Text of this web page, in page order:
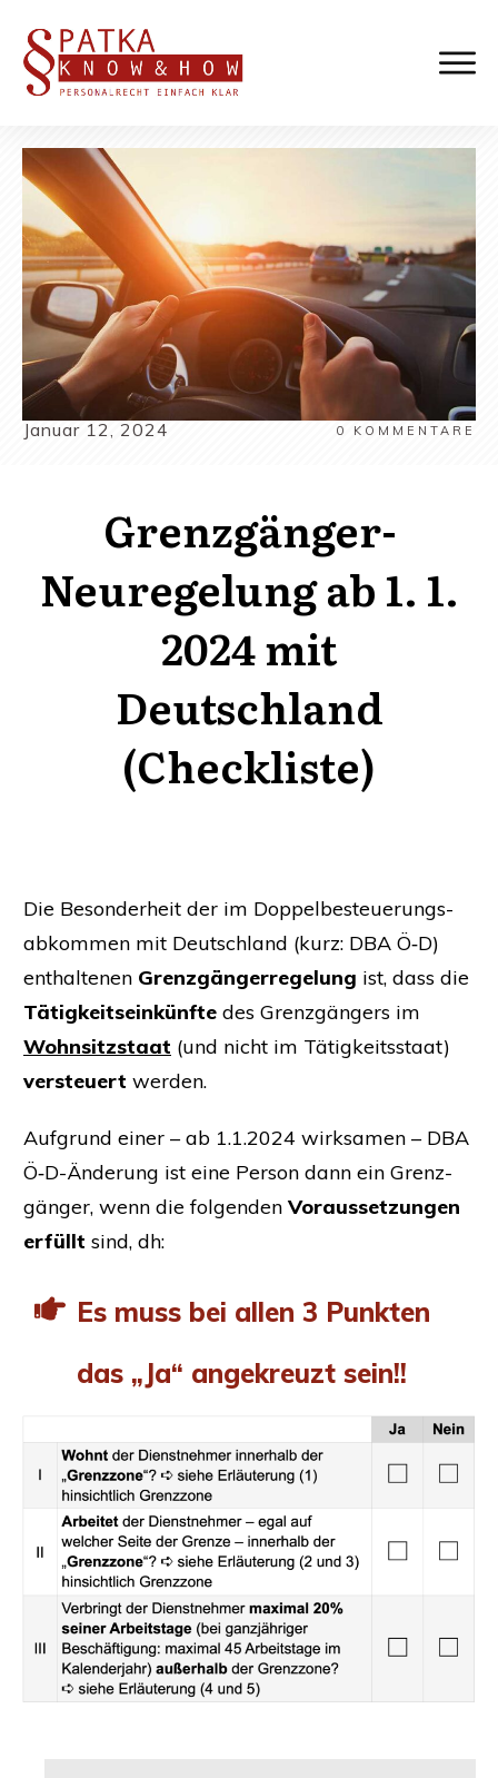
Januar 12, 2024 0 KOMMENTARE
Grenzgänger-
Neuregelung ab 1. 1.
2024 mit
Deutschland
(Checkliste)
Die Beson­der­heit der im Dop­pel­be­steue­rungs­
ab­kom­men mit Deutsch­land (kurz: DBA Ö‑D)
ent­hal­te­nen Grenz­gän­ger­re­ge­lung ist, dass die
Tätig­keits­ein­künf­te des Grenz­gän­gers im
Wohn­sitz­staat (und nicht im Tätig­keits­staat)
ver­steu­ert werden.
Auf­grund einer – ab 1.1.2024 wirk­sa­men – DBA
Ö‑D-Ände­rung ist eine Per­son dann ein Grenz­
gän­ger, wenn die fol­gen­den Vor­aus­set­zun­gen
erfüllt sind, dh:
Es muss bei allen 3 Punk­ten
das „Ja“ ange­kreuzt sein!!